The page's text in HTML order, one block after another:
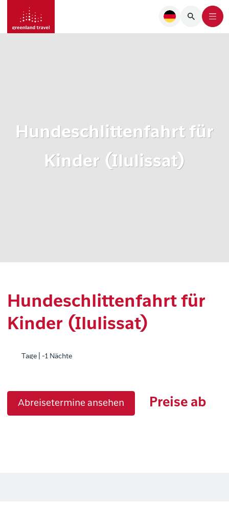
Hundeschlittenfahrt für
Kinder (Ilulissat)
Hundeschlittenfahrt für
Kinder (Ilulissat)
Tage | -1 Nächte
Abreisetermine ansehen Preise ab